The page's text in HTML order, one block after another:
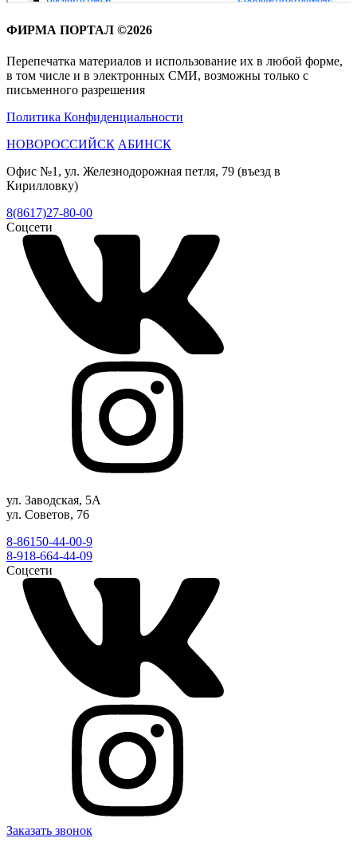
ФИРМА ПОРТАЛ ©2026
Перепечатка материалов и использование их в любой форме,
в том числе и в электронных СМИ, возможны только с
письменного разрешения
Политика Конфиденциальности
НОВОРОССИЙСК АБИНСК
Офис №1, ул. Железнодорожная петля, 79 (въезд в
Кирилловку)
8(8617)27-80-00
Соцсети
ул. Заводская, 5А
ул. Советов, 76
8-86150-44-00-9
8-918-664-44-09
Соцсети
Заказать звонок